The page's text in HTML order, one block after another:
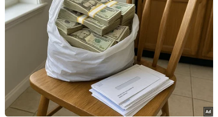
25/10/2023 11:13
Theo dõi VietnamPlus
Các du khách trên chiếc xe xấu số tuổi đều đã cao
(68-79 tuổi). Hiện cơ quan chức năng tỉnh Lâm